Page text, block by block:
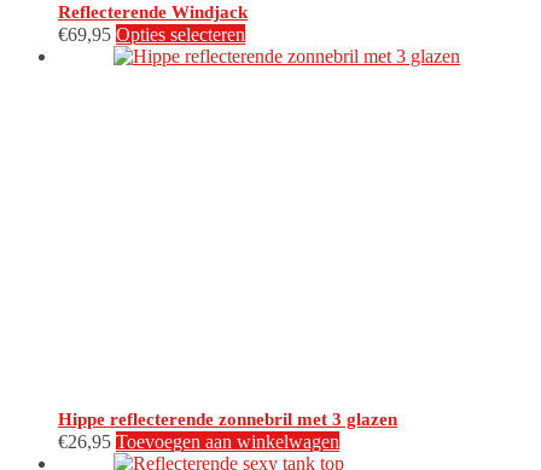
Reflecterende Windjack
€69,95 Opties selecteren
product
Hippe reflecterende zonnebril met 3 glazen
€26,95 Toevoegen aan winkelwagen